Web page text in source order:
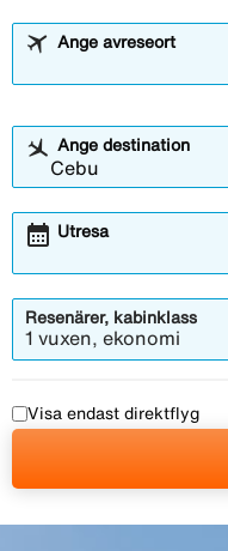
Ange avreseort
Ange destination
Utresa
calendar_month
Resenärer, kabinklass
1 vuxen, ekonomi
Visa endast direktflyg